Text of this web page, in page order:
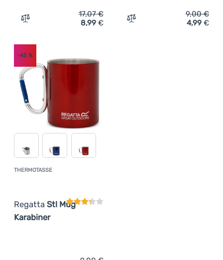
Zum Vergleich 'Flasche Regatta 0.6L Tritan Flip'
17,07€
8,99 € Zum Vergleich
9,00€
4,99 €
THERMOTASSE
Regatta Stl Mug
Karabiner
-45 %